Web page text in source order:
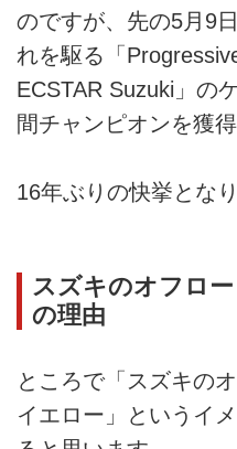
のですが、先の5月9
れを駆る「
ECSTAR Suzuki」の
間チャンピオンを獲得
16年ぶりの快挙とな
スズキのオフロ
の理由
ところで「スズキの
イエロー」というイ